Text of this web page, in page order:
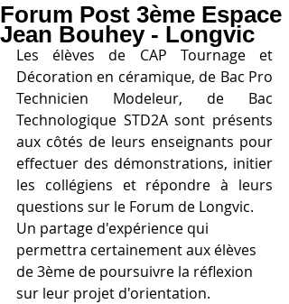
Forum Post 3ème Espace
Jean Bouhey - Longvic
Les élèves de CAP Tournage et
Décoration en céramique, de Bac Pro
Technicien Modeleur, de Bac
Technologique STD2A sont présents
aux côtés de leurs enseignants pour
effectuer des démonstrations, initier
les collégiens et répondre à leurs
questions sur le Forum de Longvic.
Un partage d'expérience qui
permettra certainement aux élèves
de 3ème de poursuivre la réflexion
sur leur projet d'orientation.